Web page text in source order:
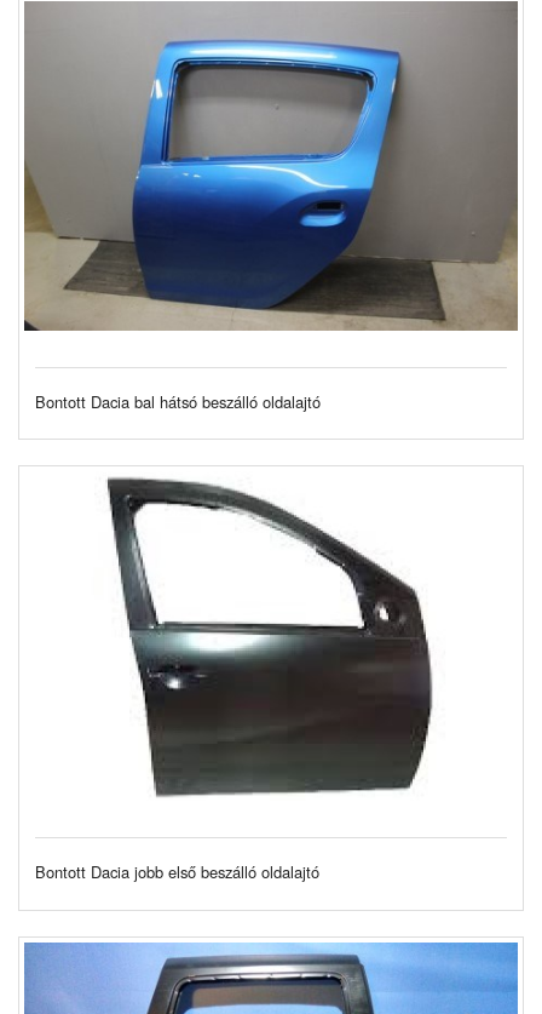
Bontott Dacia bal hátsó beszálló oldalajtó
Bontott Dacia jobb első beszálló oldalajtó